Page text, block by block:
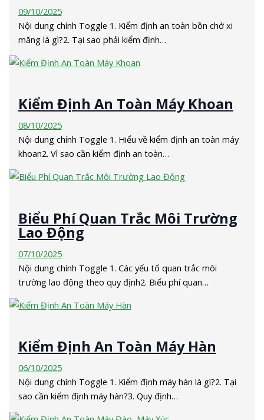
09/10/2025
Nội dung chính Toggle 1. Kiểm định an toàn bồn chở xi
măng là gì?2. Tại sao phải kiểm định…
Kiểm Định An Toàn Máy Khoan
08/10/2025
Nội dung chính Toggle 1. Hiểu về kiểm định an toàn máy
khoan2. Vì sao cần kiểm định an toàn…
Biểu Phí Quan Trắc Môi Trường
Lao Động
07/10/2025
Nội dung chính Toggle 1. Các yếu tố quan trắc môi
trường lao động theo quy định2. Biểu phí quan…
Kiểm Định An Toàn Máy Hàn
06/10/2025
Nội dung chính Toggle 1. Kiểm định máy hàn là gì?2. Tại
sao cần kiểm định máy hàn?3. Quy định…